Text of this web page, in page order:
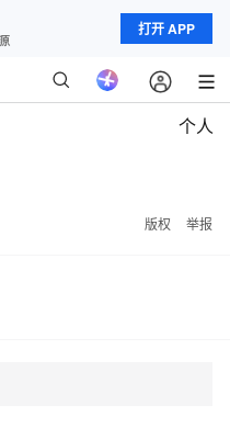
打开 APP
个人
版权 举报